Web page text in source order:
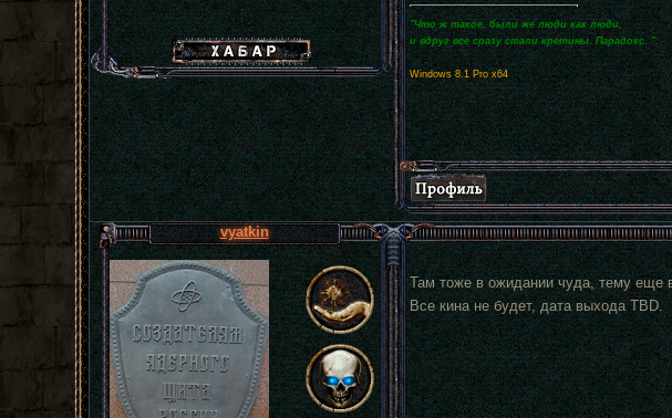
"Что ж такое, были же люди как люди,
и вдруг все сразу стали кретины. Парадокс. ".
Windows 8.1 Pro x64
Хабар сталкера
Там тоже в ожидании чуда, тему еще
Все кина не будет, дата выхода TBD.
vyatkin